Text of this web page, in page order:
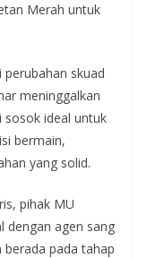
Merah untuk
skuad
meninggalkan
sosok ideal untuk
bermain,
yang solid.
pihak MU
dengan agen sang
pada tahap